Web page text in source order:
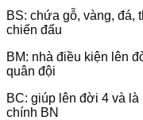
BS: chứa gỗ, vàng, đá,
chiến đấu
BM: nhà điều kiện lên
quân đội
BC: giúp lên đời 4 và
chính BN